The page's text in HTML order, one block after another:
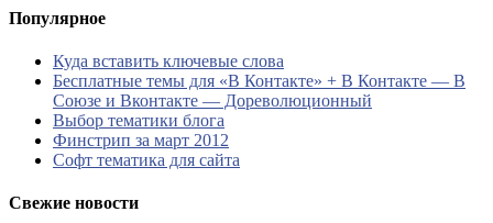
Популярное
Куда вставить ключевые слова
Бесплатные темы для «В Контакте» + В Контакте — В
Союзе и Вконтакте — Дореволюционный
Выбор тематики блога
Финстрип за март 2012
Софт тематика для сайта
Свежие новости